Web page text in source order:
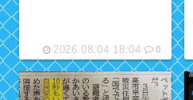
2026.08.04 18:04 0